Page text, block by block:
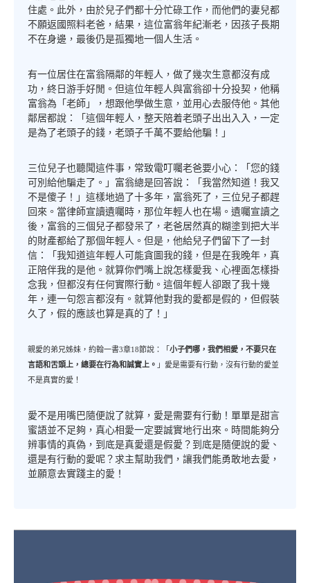
住處。此外，由於兒子們都十分忙碌工作，而他們的妻兒都
不願返國照料老爸，結果，這位富翁年紀漸老，因孩子長期
不在身邊，最後仍是孤獨地一個人生活。
有一位居住在富翁隔鄰的年輕人，做了幾次生意都沒有成
功，終日游手好閒。但這位年輕人與富翁卻十分投契，他稱
富翁為「老師」，想跟他學做生意，並用心去服侍他。其他
鄰居都說：「這個年輕人，整天陪着老頭子出出入入，一定
是為了老頭子的錢，老頭子千萬不要給他騙！」
三位兒子也聽聞這件事，常致電叮囑老爸要小心：「您的錢
可別給他騙走了。」富翁總是回答說：「我當然知道！我又
不是傻子！」這樣地過了十多年，富翁死了，三位兒子都趕
回來。當律師宣讀遺囑時，那位年輕人也在場。遺囑宣讀之
後，富翁的三個兒子都發呆了，老爸居然真的糊塗到把大半
的財產都給了那個年輕人。但是，他給兒子們留下了一封
信：「我知道這年輕人可能貪圖我的錢，但是在我晚年，真
正陪伴我的是他。就算你們嘴上說怎樣愛我、心裡面怎樣掛
念我，但都沒有任何實際行動。這個年輕人卻跟了我十幾
年，連一句怨言都沒有。就算他對我的愛都是假的，但假裝
久了，假的應該也算是真的了！」
親愛的弟兄姊妹，約翰一書3章18節說：「 小子們哪，我們相愛，不要只在
言語和舌頭上，總要在行為和誠實上。 」愛是需要有行動，沒有行動的愛並
不是真實的愛！
愛不是用嘴巴隨便說了就算，愛是需要有行動！單單是甜言
蜜語並不足夠，真心相愛一定要誠實地行出來。時間能夠分
辨事情的真偽，到底是真愛還是假愛？到底是隨便說的愛、
還是有行動的愛呢？求主幫助我們，讓我們能勇敢地去愛，
並願意去實踐主的愛！